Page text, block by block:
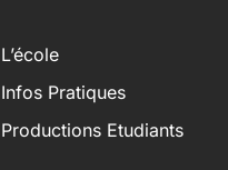
L’école
Infos Pratiques
Productions Etudiants